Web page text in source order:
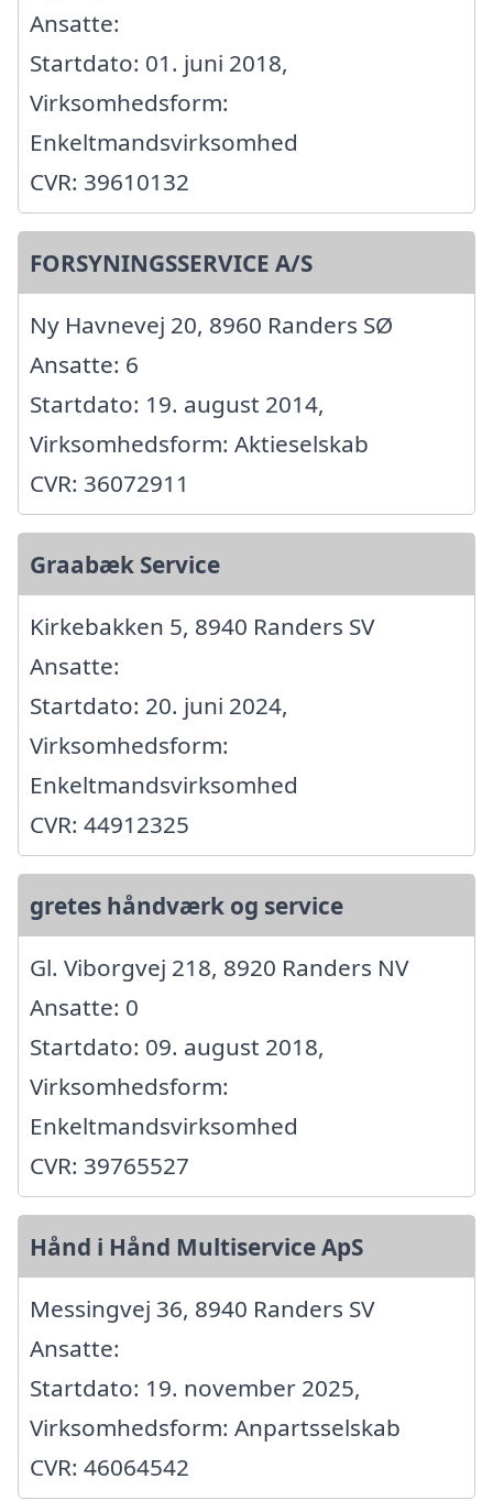
Ansatte:
Startdato: 01. juni 2018,
Virksomhedsform:
Enkeltmandsvirksomhed
CVR: 39610132
FORSYNINGSSERVICE A/S
Ny Havnevej 20, 8960 Randers SØ
Ansatte: 6
Startdato: 19. august 2014,
Virksomhedsform: Aktieselskab
CVR: 36072911
Graabæk Service
Kirkebakken 5, 8940 Randers SV
Ansatte:
Startdato: 20. juni 2024,
Virksomhedsform:
Enkeltmandsvirksomhed
CVR: 44912325
gretes håndværk og service
Gl. Viborgvej 218, 8920 Randers NV
Ansatte: 0
Startdato: 09. august 2018,
Virksomhedsform:
Enkeltmandsvirksomhed
CVR: 39765527
Hånd i Hånd Multiservice ApS
Messingvej 36, 8940 Randers SV
Ansatte:
Startdato: 19. november 2025,
Virksomhedsform: Anpartsselskab
CVR: 46064542